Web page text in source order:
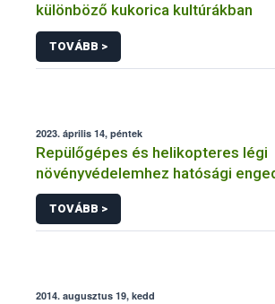
különböző kukorica kultúrákban
TOVÁBB >
2023. április 14, péntek
Repülőgépes és helikopteres légi
növényvédelemhez hatósági
rendelkező szervezetek
TOVÁBB >
2014. augusztus 19, kedd